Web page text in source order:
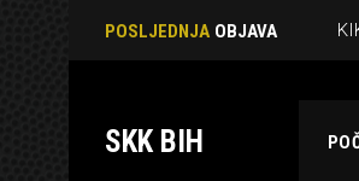
POSLJEDNJA OBJAVA
SKK BIH